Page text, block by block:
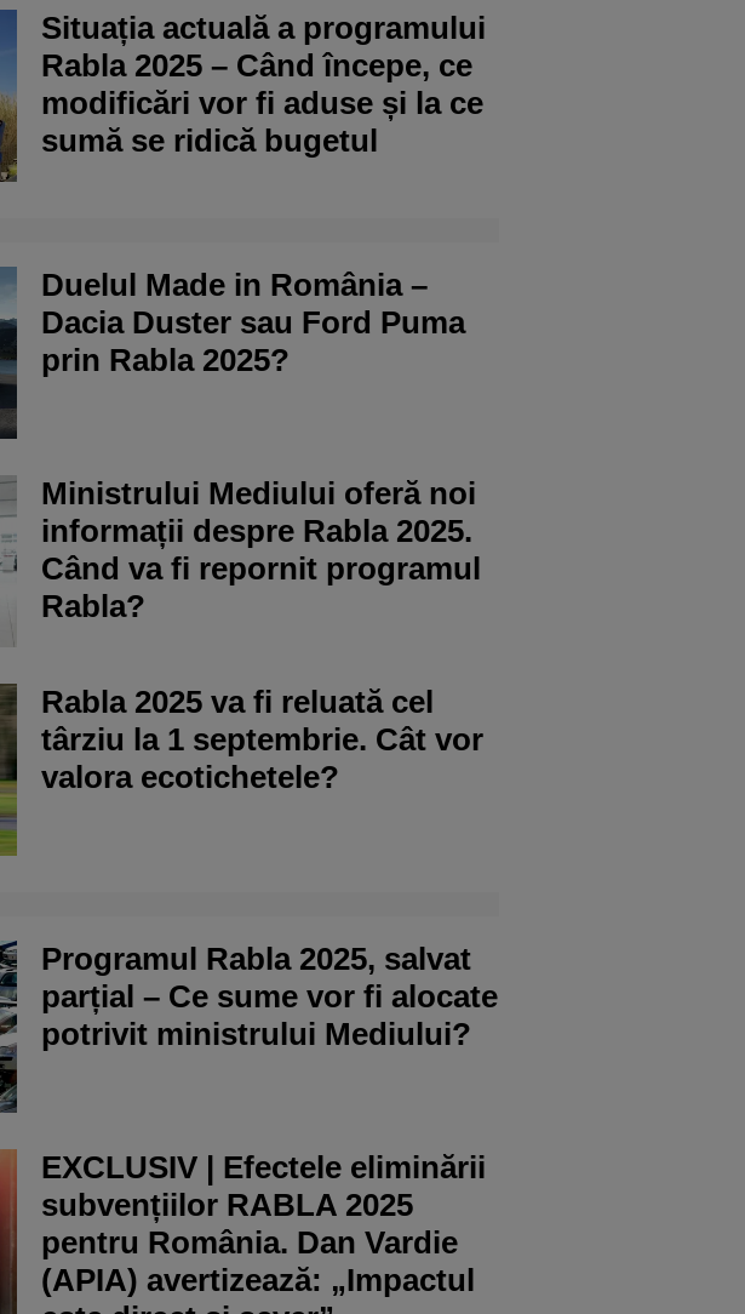
Situația actuală a programului
Rabla 2025 – Când începe, ce
modificări vor fi aduse și la ce
sumă se ridică bugetul
Duelul Made in România –
Dacia Duster sau Ford Puma
prin Rabla 2025?
Ministrului Mediului oferă noi
informații despre Rabla 2025.
Când va fi repornit programul
Rabla?
Rabla 2025 va fi reluată cel
târziu la 1 septembrie. Cât vor
valora ecotichetele?
Programul Rabla 2025, salvat
parțial – Ce sume vor fi alocate
potrivit ministrului Mediului?
EXCLUSIV | Efectele eliminării
subvențiilor RABLA 2025
pentru România. Dan Vardie
(APIA) avertizează: „Impactul